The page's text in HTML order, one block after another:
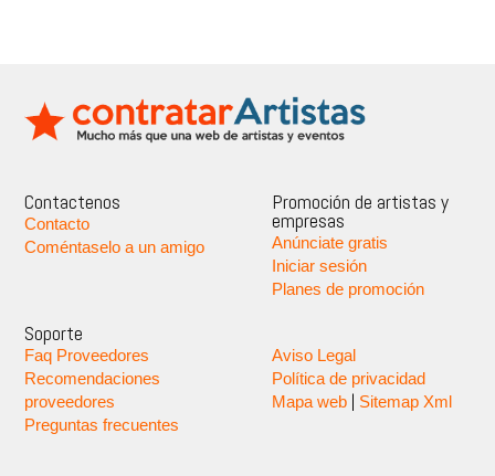
Contactenos
Contacto
Coméntaselo a un amigo
Promoción de artistas y
empresas
Anúnciate gratis
Iniciar sesión
Planes de promoción
Soporte
Faq Proveedores
Recomendaciones
proveedores
Preguntas frecuentes
Aviso Legal
Política de privacidad
Mapa web | Sitemap Xml